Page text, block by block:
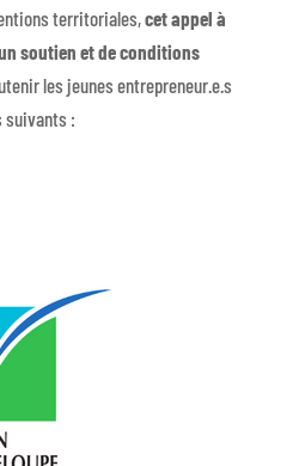
territoriales,cet appel à
soutien et de conditions
les jeunes entrepreneur.e.s
suivants :